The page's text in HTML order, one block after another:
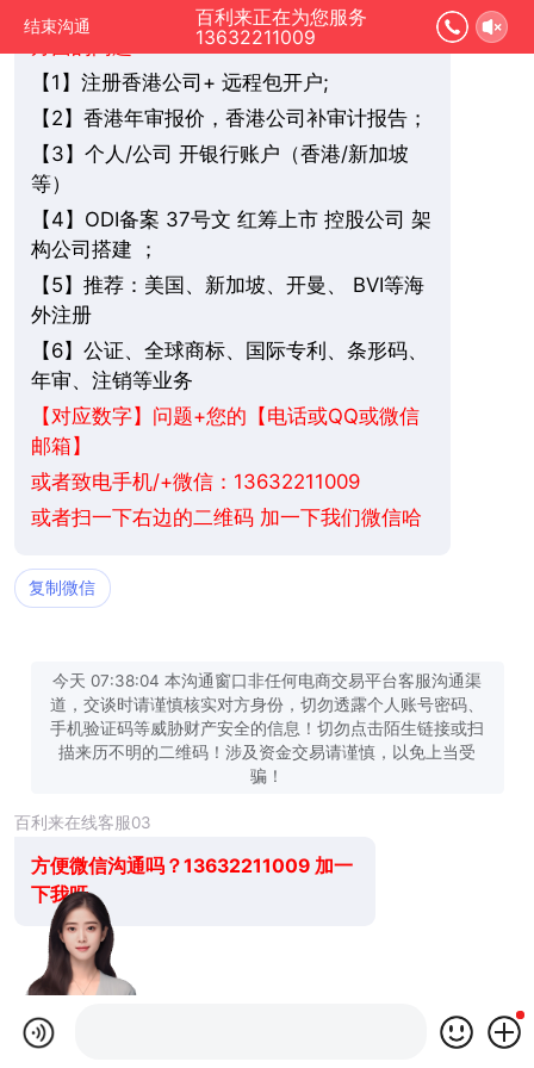
结束沟通
百利来正在为您服务
13632211009
您好，我是在线人工客服，您是想要了解哪
【 1】注册香港公司+ 远程包开户;
【 2】香港年审报价，香港公司补审计报告；
【 3】个人/公司 开银行账户（香港/新加坡
等）
【 4】ODI备案 37号文 红筹上市 控股公司 架
构公司搭建 ；
【 5】推荐：美国、新加坡、 开曼、 BVI等海
外注册
【 6】公证、全球商标、国际专利、条形码、
年审、注销等业务
【对应数字】问题+您的【电话或QQ或微信
邮箱】
或者致电手机/+微信：13632211009
或者扫一下右边的二维码 加一下我们微信哈
复制微信
今天 07:38:04 本沟通窗口非任何电商交易平台客服沟通渠
道，交谈时请谨慎核实对方身份，切勿透露个人账号密码、
手机验证码等威胁财产安全的信息！切勿点击陌生链接或扫
描来历不明的二维码！涉及资金交易请谨慎，以免上当受
骗！
百利来在线客服03
方便微信沟通吗？13632211009 加一
下我呀